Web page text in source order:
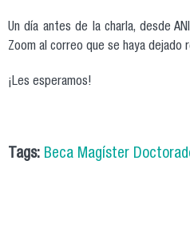
Un día antes de la charla, desde
Zoom al correo que se haya
¡Les esperamos!
Tags: Beca Magíster